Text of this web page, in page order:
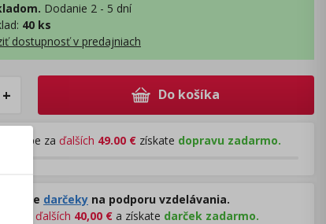
Dodanie 2 - 5 dní
: 40 ks
dostupnosť v predajniach
+ Do košíka
nákupe za ďalších 49.00 € získate dopravu zadarmo.
darčeky na podporu vzdelávania.
ďalších 40,00 € a získate darček zadarmo.